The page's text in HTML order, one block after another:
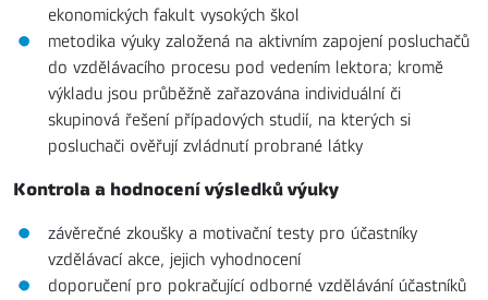
ekonomických fakult vysokých škol
metodika výuky založená na aktivním zapojení posluchačů
do vzdělávacího procesu pod vedením lektora; kromě
výkladu jsou průběžně zařazována individuální či
skupinová řešení případových studií, na kterých si
posluchači ověřují zvládnutí probrané látky
Kontrola a hodnocení výsledků výuky
závěrečné zkoušky a motivační testy pro účastníky
vzdělávací akce, jejich vyhodnocení
doporučení pro pokračující odborné vzdělávání účastníků